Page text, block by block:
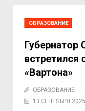
ОБРАЗОВАНИЕ
Губернатор
встретился
«Вартона»
ОБРАЗОВАНИЕ
13 СЕНТЯБРЯ